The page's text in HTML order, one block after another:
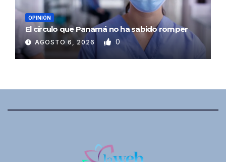
OPINIÓN
El círculo que Panamá no ha sabido romper
AGOSTO 6, 2026 0